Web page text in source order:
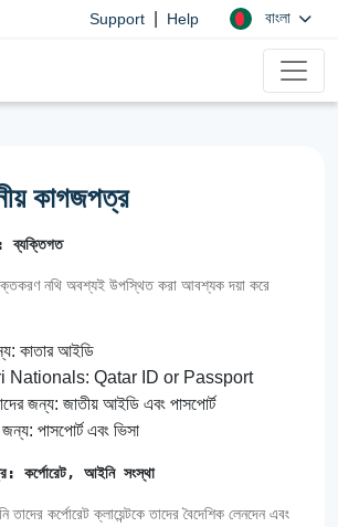
Support Help বাংলা
কাগজপত্র
ব্যক্তিগত
নথি অবশ্যই উপস্থিত করা আবশ্যক দয়া করে
কাতার আইডি
Nationals: Qatar ID or Passport
জন্য: জাতীয় আইডি এবং পাসপোর্ট
জন্য: পাসপোর্ট এবং ভিসা
কর্পোরেট, আইনি সংস্থা
তাদের কর্পোরেট ক্লায়েন্টকে তাদের বৈদেশিক লেনদেন এবং